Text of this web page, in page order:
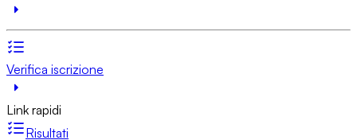
Verifica iscrizione
Link rapidi
Risultati